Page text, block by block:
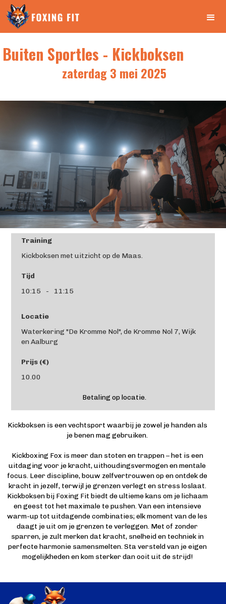
Buiten Sportles - Kickboksen
zaterdag 3 mei 2025
Training
Kickboksen met uitzicht op de Maas.
Tijd
10:15
- 11:15
Locatie
Waterkering "De Kromme Nol", de Kromme Nol 7, Wijk
en Aalburg
Prijs (€)
10.00
Betaling op locatie.
Kickboksen is een vechtsport waarbij je zowel je handen als
je benen mag gebruiken.
Kickboxing Fox is meer dan stoten en trappen – het is een
uitdaging voor je kracht, uithoudingsvermogen en mentale
focus. Leer discipline, bouw zelfvertrouwen op en ontdek de
kracht in jezelf, terwijl je grenzen verlegt en stress loslaat.
Kickboksen bij Foxing Fit biedt de ultieme kans om je lichaam
en geest tot het maximale te pushen. Van een intensieve
warm-up tot uitdagende combinaties; elk moment van de les
daagt je uit om je grenzen te verleggen. Met of zonder
sparren, je zult merken dat kracht, snelheid en techniek in
perfecte harmonie samensmelten. Sta versteld van je eigen
mogelijkheden en kom sterker dan ooit uit de strijd!